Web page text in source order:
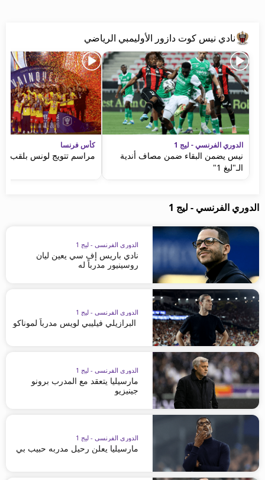
معلومات عن هذا الموقع
نادي نيس كوت دازور الأوليمبي الرياضي
الدوري الفرنسي - ليج 1
نيس يضمن البقاء ضمن مصاف أندية
الـ"ليغ 1"
كأس فرنسا
مراسم تتويج لونس بلقب
الدوري الفرنسي - ليج 1
الدوري الفرنسي - ليج 1
نادي باريس إف سي يعين ليان
روسينيور مدرباً له
الدوري الفرنسي - ليج 1
البرازيلي فيليبي لويس مدرباً لموناكو
الدوري الفرنسي - ليج 1
مارسيليا يتعقد مع المدرب برونو
جينيزيو
الدوري الفرنسي - ليج 1
مارسيليا يعلن رحيل مدربه حبيب بي